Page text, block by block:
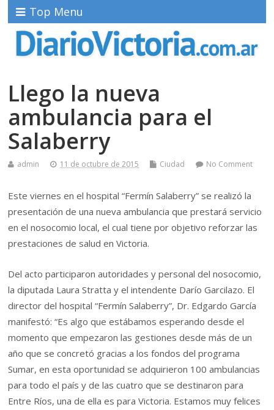
Top Menu
Llego la nueva
ambulancia para el
Salaberry
admin 11 de octubre de 2015 Ciudad No Comment
Este viernes en el hospital “Fermín Salaberry” se realizó la
presentación de una nueva ambulancia que prestará servicio
en el nosocomio local, el cual tiene por objetivo reforzar las
prestaciones de salud en Victoria.
Del acto participaron autoridades y personal del nosocomio,
la diputada Laura Stratta y el intendente Darío Garcilazo. El
director del hospital “Fermín Salaberry”, Dr. Edgardo García
manifestó: “Es algo que estábamos esperando desde el
momento que empezaron las gestiones desde más de un
año que se concretó gracias a los fondos del programa
Sumar, en esta oportunidad se adquirieron 100 ambulancias
para todo el país y de las cuatro que se destinaron para
Entre Ríos, una de ella es para Victoria. Estamos muy felices